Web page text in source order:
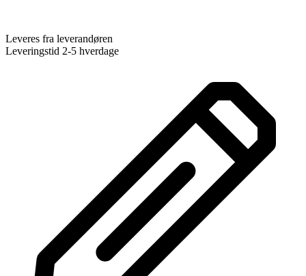
Leveres fra leverandøren
Leveringstid 2-5 hverdage